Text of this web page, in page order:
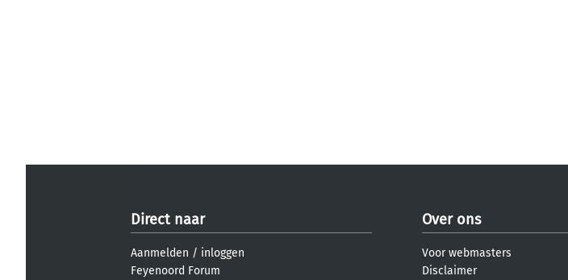
Direct naar
Aanmelden / inloggen
Feyenoord Forum
Over ons
Voor webmasters
Disclaimer